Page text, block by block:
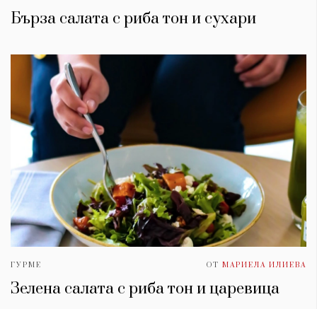
Бърза салата с риба тон и сухари
ГУРМЕ ОТ МАРИЕЛА ИЛИЕВА
Зелена салата с риба тон и царевица